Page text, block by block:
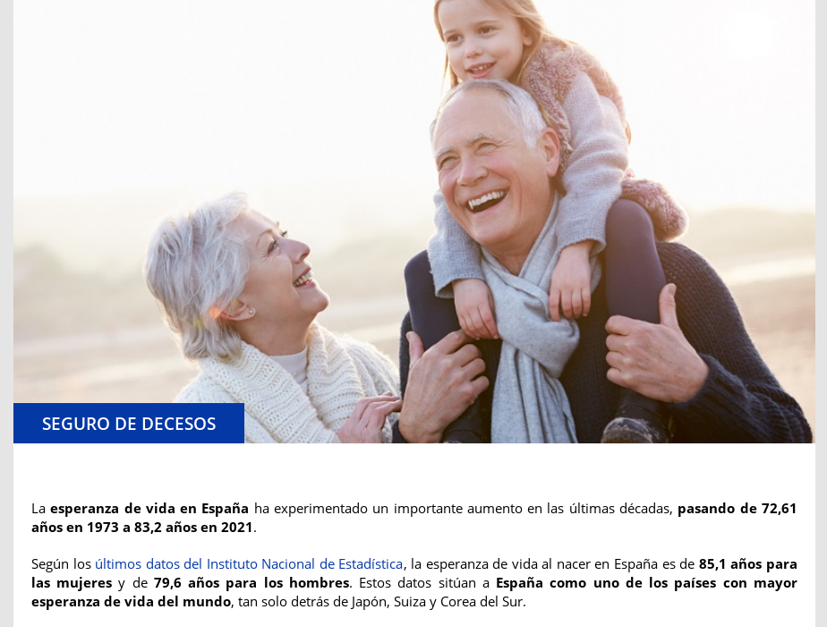
SEGURO DE DECESOS
Laesperanza de vida en España ha experimentado un importante aumento en las últimas décadas, pasando de 72,61
años en 1973 a 83,2 años en 2021.
Según los últimos datos del Instituto Nacional de Estadística, la esperanza de vida al nacer en España es de 85,1 años para
las mujeres y de 79,6 años para los hombres. Estos datos sitúan aEspaña como uno de los países con mayor
esperanza de vida del mundo, tan solo detrás de Japón, Suiza y Corea del Sur.